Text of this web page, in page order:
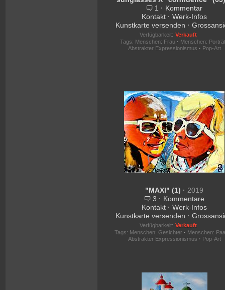
1 · Kommentar
Kontakt · Werk-Infos
Kunstkarte versenden ·
Verfügbarkeit: Verkauft
Tags: Menschen: Frau · Menschen: Porträt
Abstrakter Expressionismus · Pop-Art
"MAXI" (1) · 2019
3 · Kommentare
Kontakt · Werk-Infos
Kunstkarte versenden ·
Verfügbarkeit: Verkauft
Tags: Menschen: Gesichter · Menschen:
Abstrakter Expressionismus · Pop-Art